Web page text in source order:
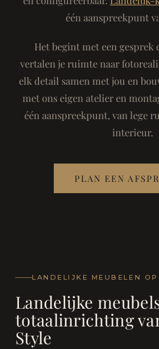
één aanspreekpunt
Het begint met een gesprek
vertalen je ruimte naar
elk detail samen met jou en
met ons eigen atelier en
één aanspreekpunt, van lege
interieur.
PLAN EEN
LANDELIJKE MEUBELEN
Landelijke
totaalinrichting
Style